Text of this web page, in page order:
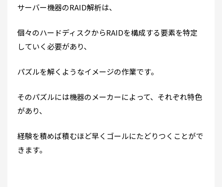
サーバー機器のRAID解析は、
個々のハードディスクからRAIDを構成する要素を特定
していく必要があり、
パズルを解くようなイメージの作業です。
そのパズルには機器のメーカーによって、それぞれ特色
があり、
経験を積めば積むほど早くゴールにたどりつくことがで
きます。